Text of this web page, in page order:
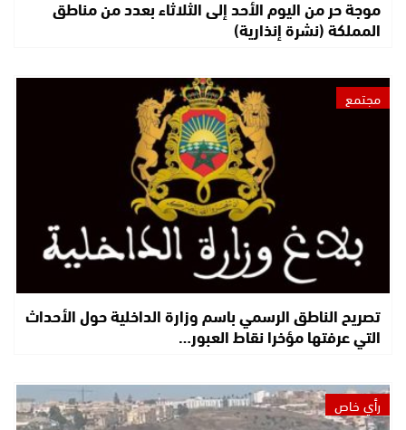
موجة حر من اليوم الأحد إلى الثلاثاء بعدد من مناطق
المملكة (نشرة إنذارية)
مجتمع
تصريح الناطق الرسمي باسم وزارة الداخلية حول الأحداث
التي عرفتها مؤخرا نقاط العبور…
رأي خاص